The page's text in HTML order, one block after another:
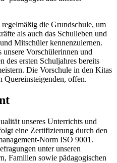
die Grundschule, um
als auch das Schulleben und
Mitschüler kennenzulernen.
unsere Vorschülerinnen und
des ersten Schuljahres bereits
Die Vorschule in den Kitas
Quereinsteigenden, offen.
unseres Unterrichts und
eine Zertifizierung durch den
Norm ISO 9001.
unter unseren
Familien sowie pädagogischen